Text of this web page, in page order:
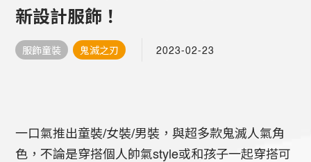
新設計服飾！
服飾童裝 鬼滅之刃 2023-02-23
一口氣推出童裝/女裝/男裝，與超多款鬼滅人氣角
色，不論是穿搭個人帥氣style或和孩子一起穿搭可